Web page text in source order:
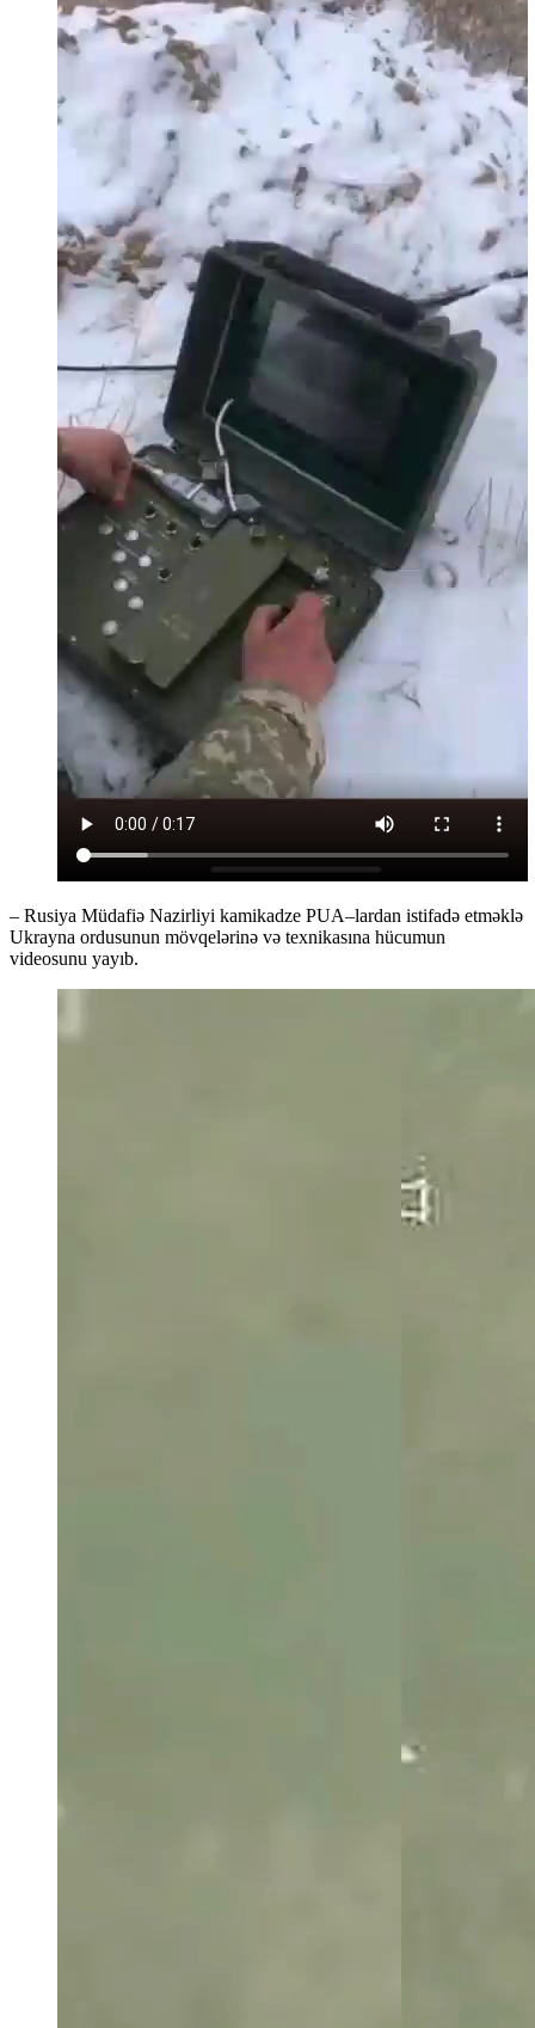
– Rusiya Müdafiə Nazirliyi kamikadze PUA–lardan istifadə etməklə
Ukrayna ordusunun mövqelərinə və texnikasına hücumun
videosunu yayıb.